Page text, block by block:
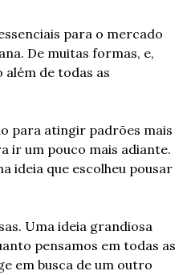
para o mercado
De muitas formas, e,
de todas as
para atingir padrões mais
ir um pouco mais adiante.
ideia que escolheu pousar
Uma ideia grandiosa
pensamos em todas as
em busca de um outro